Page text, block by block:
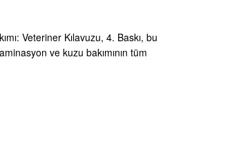
Veteriner Kılavuzu, 4. Baskı, bu
ve kuzu bakımının tüm